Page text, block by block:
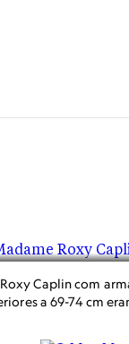
Caplin com
a 69-74 cm